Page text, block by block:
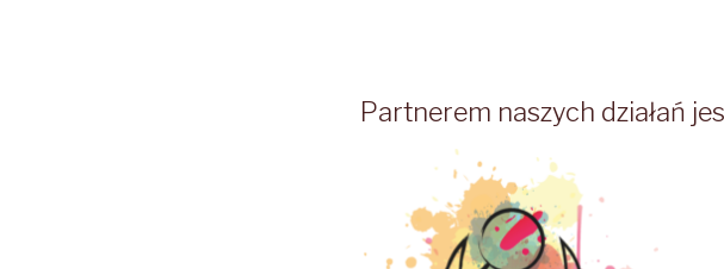
Partnerem naszych działań